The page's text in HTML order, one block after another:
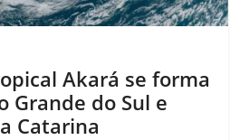
Akará se forma
Grande do Sul e
Catarina